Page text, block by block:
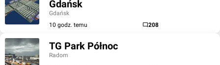
Gdańsk
Gdańsk
10 godz. temu
208
TG Park Północ
Radom